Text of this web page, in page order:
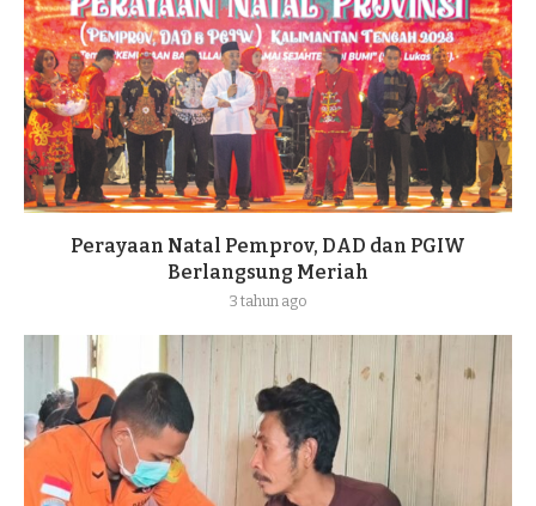
Perayaan Natal Pemprov, DAD dan PGIW
Berlangsung Meriah
3 tahun ago